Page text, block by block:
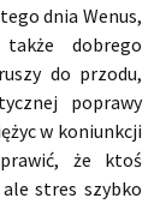
dnia Wenus,
dobrego
do przodu,
poprawy
w koniunkcji
że ktoś
stres szybko